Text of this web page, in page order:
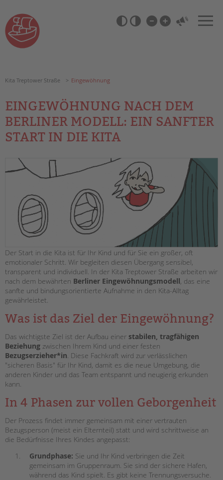
Barrierefrei-
Einstellungen
überspringen
Kita Treptower Straße Eingewöhnung
EINGEWÖHNUNG NACH DEM
BERLINER MODELL: EIN SANFTER
START IN DIE KITA
Der Start in die Kita ist für Ihr Kind und für Sie ein großer, oft
emotionaler Schritt. Wir begleiten diesen Übergang sensibel,
transparent und individuell. In der Kita Treptower Straße arbeiten wir
nach dem bewährten Berliner Eingewöhnungsmodell, das eine
sanfte und bindungsorientierte Aufnahme in den Kita-Alltag
gewährleistet.
Was ist das Ziel der Eingewöhnung?
Das wichtigste Ziel ist der Aufbau einer stabilen, tragfähigen
Beziehung zwischen Ihrem Kind und einer festen
Bezugserzieher*in. Diese Fachkraft wird zur verlässlichen
"sicheren Basis" für Ihr Kind, damit es die neue Umgebung, die
anderen Kinder und das Team entspannt und neugierig erkunden
kann.
In 4 Phasen zur vollen Geborgenheit
Der Prozess findet immer gemeinsam mit einer vertrauten
Bezugsperson (meist ein Elternteil) statt und wird schrittweise an
die Bedürfnisse Ihres Kindes angepasst:
Grundphase: Sie und Ihr Kind verbringen die Zeit
gemeinsam im Gruppenraum. Sie sind der sichere Hafen,
während das Kind spielt. Es gibt keine Trennungsversuche.